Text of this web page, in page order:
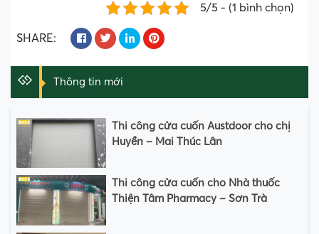
5/5 - (1 bình chọn)
SHARE:
Thông tin mới
Thi công cửa cuốn Austdoor cho chị
Huyền – Mai Thúc Lân
Thi công cửa cuốn cho Nhà thuốc
Thiện Tâm Pharmacy – Sơn Trà